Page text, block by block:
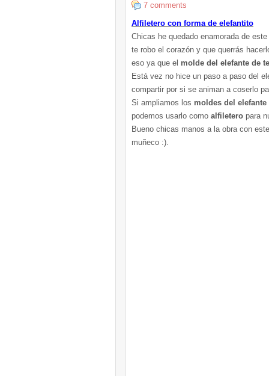
7 comments
Alfiletero con forma de elefantito
Chicas he quedado enamorada de
te robo el corazón y que querrás
eso ya que el molde del elefante de
Está vez no hice un paso a paso del
compartir por si se animan a coserlo
Si ampliamos los moldes del elefante
podemos usarlo como alfiletero para
Bueno chicas manos a la obra con
muñeco :).